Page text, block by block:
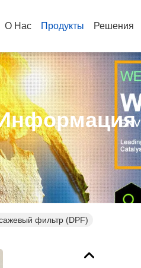
О Нас Продукты Решения
фильтр (DPF)